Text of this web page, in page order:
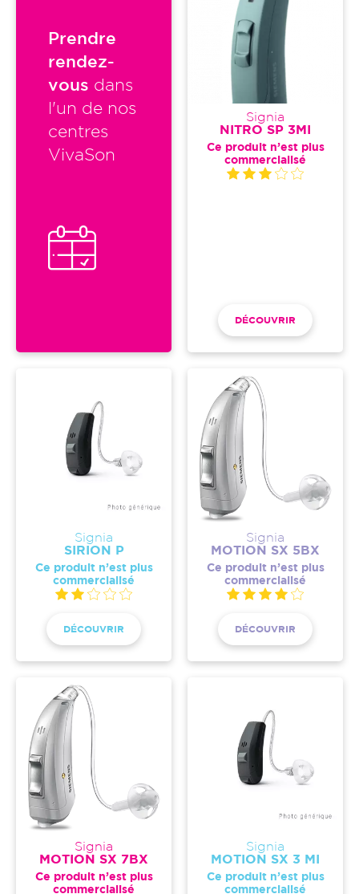
Prendre
rendez-
vous dans
l'un de nos
centres
VivaSon
Signia
NITRO SP 3MI
Ce produit n’est plus
commercialisé
DÉCOUVRIR
Signia
SIRION P
Ce produit n’est plus
commercialisé
DÉCOUVRIR
Signia
MOTION SX 5BX
Ce produit n’est plus
commercialisé
DÉCOUVRIR
Signia
MOTION SX 7BX
Ce produit n’est plus
commercialisé
Signia
MOTION SX 3 MI
Ce produit n’est plus
commercialisé